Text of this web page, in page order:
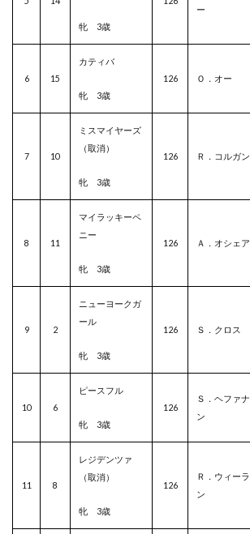
牝 3歳
ー
6 15
カティバ
牝 3歳
126 Ｏ．オー
7 10
ミスマイヤーズ
（取消）
牝 3歳
126 Ｒ．コルガン
8 11
マイラッキーペ
ニー
牝 3歳
126 Ａ．オシェア
9 2
ニューヨークガ
ール
牝 3歳
126 Ｓ．クロス
10 6
ピースフル
牝 3歳
126
Ｓ．ヘファナ
ン
11 8
レジデンツァ
（取消）
牝 3歳
126
Ｒ．ウィーラ
ン